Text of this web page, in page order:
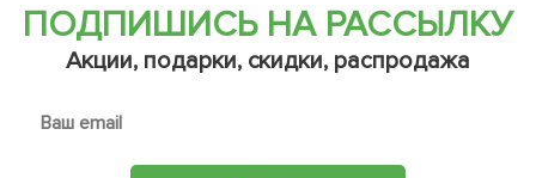
ПОДПИШИСЬ НА РАССЫЛКУ
Акции, подарки, скидки, распродажа